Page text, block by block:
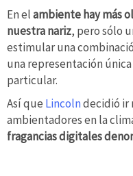
En elambiente hay más
nuestra nariz, pero sólo
estimular una
una representación
particular.
Así que Lincolndecidió ir
ambientadores en la
fragancias digitales